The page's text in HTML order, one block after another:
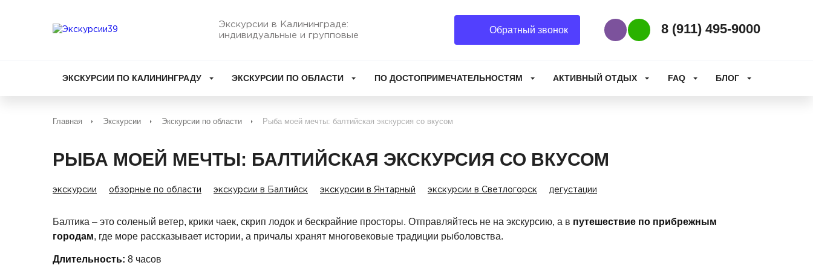
Экскурсии в Калининграде:
индивидуальные и групповые
Обратный звонок
Наш ViberНаш WhatsApp
8 (911) 495-9000
ЭКСКУРСИИ ПО КАЛИНИНГРАДУ ЭКСКУРСИИ ПО ОБЛАСТИ ПО ДОСТОПРИМЕЧАТЕЛЬНОСТЯМ АКТИВНЫЙ ОТДЫХ FAQ БЛОГ
Главная Экскурсии Экскурсии по области Рыба моей мечты: балтийская экскурсия со вкусом
РЫБА МОЕЙ МЕЧТЫ: БАЛТИЙСКАЯ ЭКСКУРСИЯ СО ВКУСОМ
экскурсии обзорные по области экскурсии в Балтийск экскурсии в Янтарный экскурсии в Светлогорск дегустации
Балтика – это соленый ветер, крики чаек, скрип лодок и бескрайние просторы. Отправляйтесь не на экскурсию, а в путешествие по прибрежным
городам, где море рассказывает истории, а причалы хранят многовековые традиции рыболовства.
Длительность: 8 часов